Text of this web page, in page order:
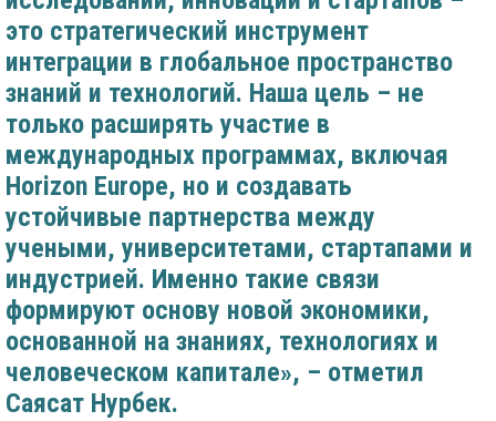
это стратегический инструмент
интеграции в глобальное пространство
знаний и технологий. Наша цель – не
только расширять участие в
международных программах, включая
Horizon Europe, но и создавать
устойчивые партнерства между
учеными, университетами, стартапами и
индустрией. Именно такие связи
формируют основу новой экономики,
основанной на знаниях, технологиях и
человеческом капитале», – отметил
Саясат Нурбек.